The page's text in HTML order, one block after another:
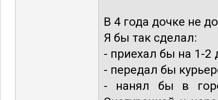
В 4 года дочке не
Я бы так сделал:
- приехал бы на 1-2
- передал бы
- нанял бы в